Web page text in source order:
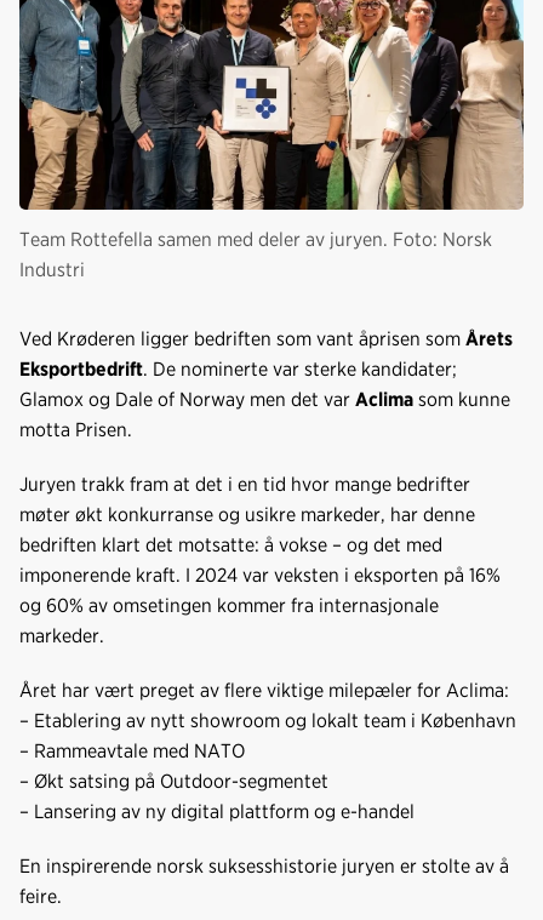
Team Rottefella samen med deler av juryen. Foto: Norsk
Industri
Ved Krøderen ligger bedriften som vant åprisen som Årets
Eksportbedrift. De nominerte var sterke kandidater;
Glamox og Dale of Norway men det var Aclima som kunne
motta Prisen.
Juryen trakk fram at det i en tid hvor mange bedrifter
møter økt konkurranse og usikre markeder, har denne
bedriften klart det motsatte: å vokse – og det med
imponerende kraft. I 2024 var veksten i eksporten på 16%
og 60% av omsetingen kommer fra internasjonale
markeder.
Året har vært preget av flere viktige milepæler for Aclima:
– Etablering av nytt showroom og lokalt team i København
– Rammeavtale med NATO
– Økt satsing på Outdoor-segmentet
– Lansering av ny digital plattform og e-handel
En inspirerende norsk suksesshistorie juryen er stolte av å
feire.